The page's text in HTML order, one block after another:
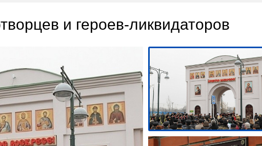
и героев-ликвидаторов